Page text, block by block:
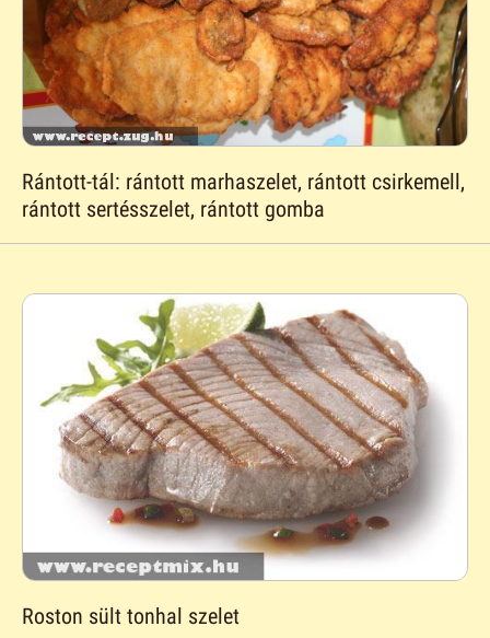
Rántott-tál: rántott marhaszelet, rántott csirkemell,
rántott sertésszelet, rántott gomba
Roston sült tonhal szelet